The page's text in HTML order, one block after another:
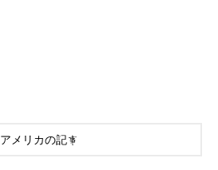
アメリカの記事